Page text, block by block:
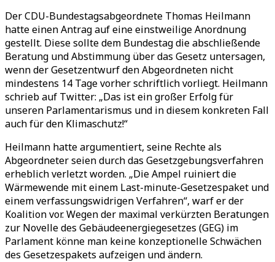
Der CDU-Bundestagsabgeordnete Thomas Heilmann
hatte einen Antrag auf eine einstweilige Anordnung
gestellt. Diese sollte dem Bundestag die abschließende
Beratung und Abstimmung über das Gesetz untersagen,
wenn der Gesetzentwurf den Abgeordneten nicht
mindestens 14 Tage vorher schriftlich vorliegt. Heilmann
schrieb auf Twitter: „Das ist ein großer Erfolg für
unseren Parlamentarismus und in diesem konkreten Fall
auch für den Klimaschutz!“
Heilmann hatte argumentiert, seine Rechte als
Abgeordneter seien durch das Gesetzgebungsverfahren
erheblich verletzt worden. „Die Ampel ruiniert die
Wärmewende mit einem Last-minute-Gesetzespaket und
einem verfassungswidrigen Verfahren“, warf er der
Koalition vor. Wegen der maximal verkürzten Beratungen
zur Novelle des Gebäudeenergiegesetzes (GEG) im
Parlament könne man keine konzeptionelle Schwächen
des Gesetzespakets aufzeigen und ändern.